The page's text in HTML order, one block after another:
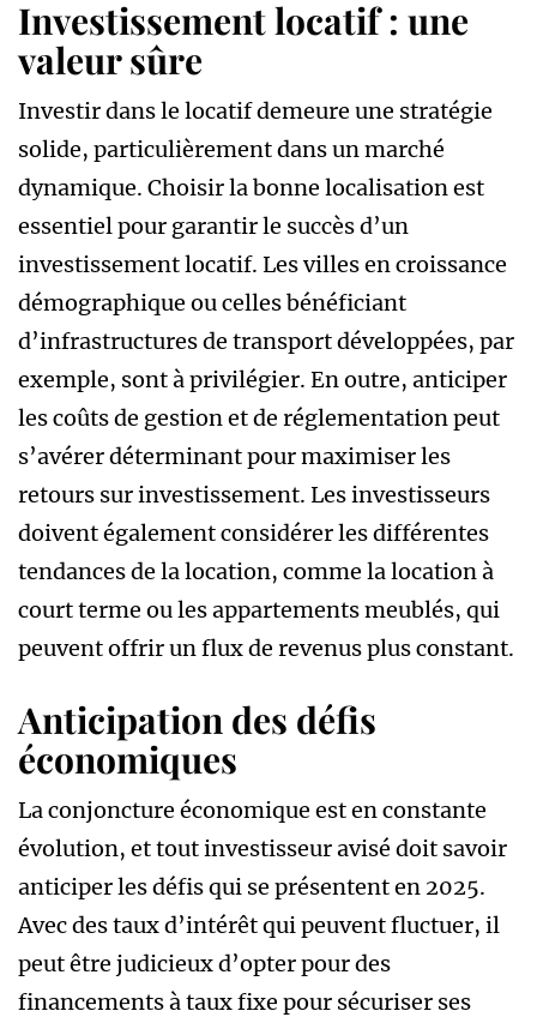
Investissement locatif : une
valeur sûre
Investir dans le locatif demeure une stratégie
solide, particulièrement dans un marché
dynamique. Choisir la bonne localisation est
essentiel pour garantir le succès d’un
investissement locatif. Les villes en croissance
démographique ou celles bénéficiant
d’infrastructures de transport développées, par
exemple, sont à privilégier. En outre, anticiper
les coûts de gestion et de réglementation peut
s’avérer déterminant pour maximiser les
retours sur investissement. Les investisseurs
doivent également considérer les différentes
tendances de la location, comme la location à
court terme ou les appartements meublés, qui
peuvent offrir un flux de revenus plus constant.
Anticipation des défis
économiques
La conjoncture économique est en constante
évolution, et tout investisseur avisé doit savoir
anticiper les défis qui se présentent en 2025.
Avec des taux d’intérêt qui peuvent fluctuer, il
peut être judicieux d’opter pour des
financements à taux fixe pour sécuriser ses